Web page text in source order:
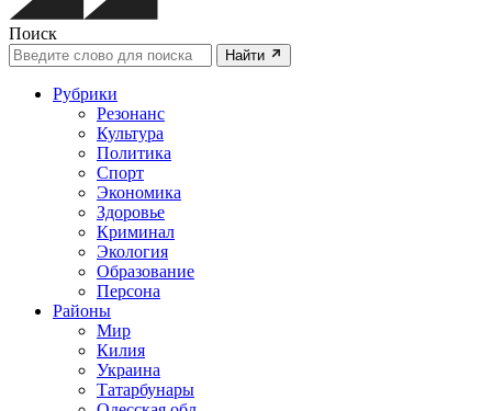
Поиск
Найти
Рубрики
Резонанс
Культура
Политика
Спорт
Экономика
Здоровье
Криминал
Экология
Образование
Персона
Районы
Мир
Килия
Украина
Татарбунары